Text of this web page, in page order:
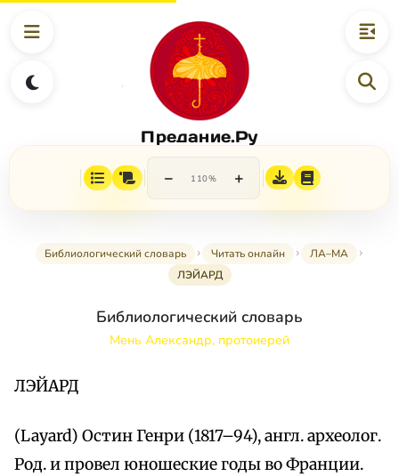
Предание.Ру
− 110% +
Библиологический словарь Читать онлайн
ЛА–МА
ЛЭЙАРД
Библиологический словарь
Мень Александр, протоиерей
ЛЭЙАРД
(Layard) Остин Генри (1817–94), англ. археолог.
Род. и провел юношеские годы во Франции.